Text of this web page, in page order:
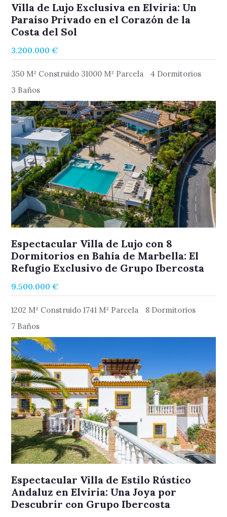
Villa de Lujo Exclusiva en Elviria: Un
Paraíso Privado en el Corazón de la
Costa del Sol
3.200.000 €
350 M² Construido 31000 M² Parcela
4 Dormitorios
3 Baños
Espectacular Villa de Lujo con 8
Dormitorios en Bahía de Marbella: El
Refugio Exclusivo de Grupo Ibercosta
9.500.000 €
1202 M² Construido 1741 M² Parcela
8 Dormitorios
7 Baños
Espectacular Villa de Estilo Rústico
Andaluz en Elviria: Una Joya por
Descubrir con Grupo Ibercosta